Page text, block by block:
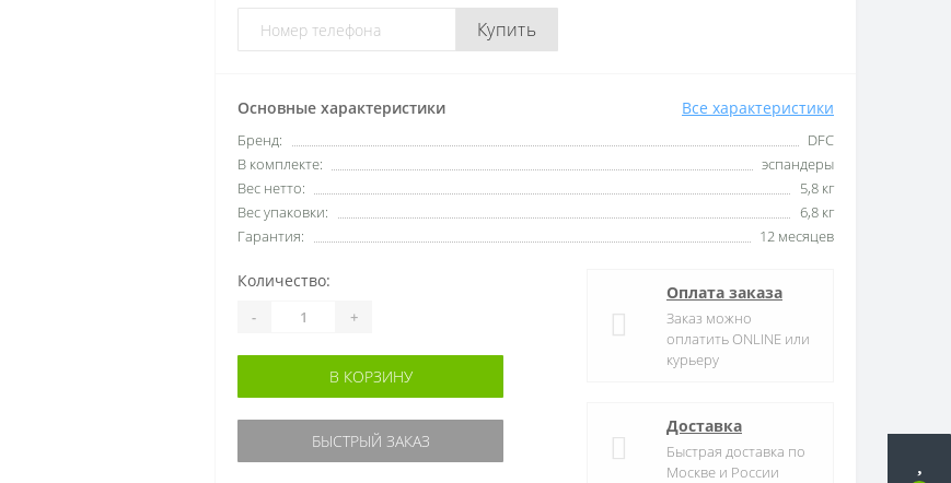
Купить
Основные характеристики Все характеристики
Бренд:
DFC
В комплекте:
эспандеры
Вес нетто:
5,8 кг
Вес упаковки:
6,8 кг
Гарантия:
12 месяцев
Количество:
- +
В КОРЗИНУ
БЫСТРЫЙ ЗАКАЗ
Оплата заказа
Заказ можно
оплатить ONLINE или
курьеру
Доставка
Быстрая доставка по
Москве и России